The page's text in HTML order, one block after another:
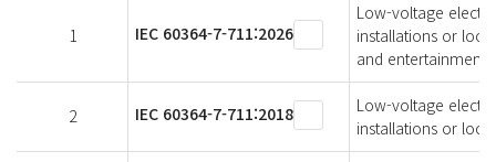
1 IEC 60364-7-711:2026
Low-voltage
installations or
and entertainment
2 IEC 60364-7-711:2018
Low-voltage
installations or